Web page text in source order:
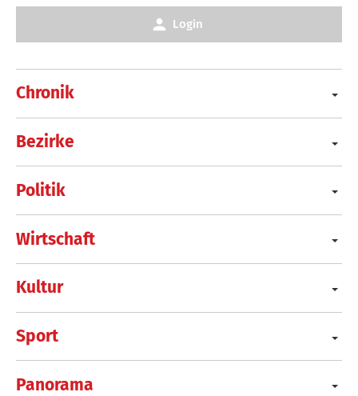
Chronik
Bezirke
Politik
Wirtschaft
Kultur
Sport
Panorama
Login